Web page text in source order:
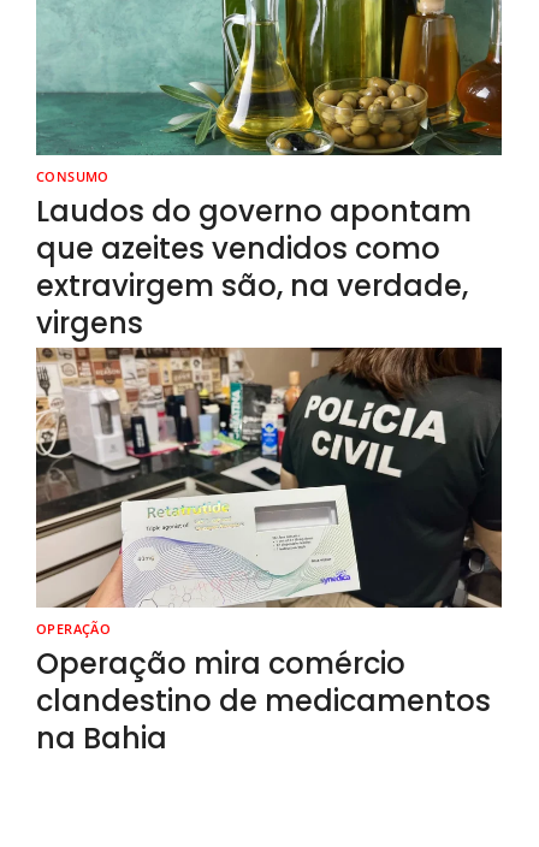
CONSUMO
Laudos do governo apontam
que azeites vendidos como
extravirgem são, na verdade,
virgens
OPERAÇÃO
Operação mira comércio
clandestino de medicamentos
na Bahia